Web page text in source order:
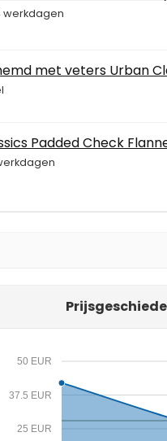
werkdagen
met veters Urban
Padded Check
25 EUR
37.5 EUR
50 EUR